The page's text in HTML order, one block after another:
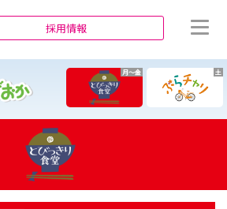
採用情報
月～金 土